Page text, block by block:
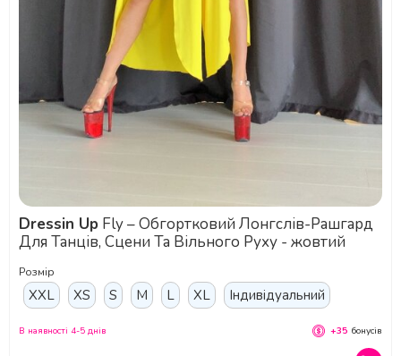
Dressin Up
Для Танців, Сцени Та Вільного Руху - жовтий
Розмір
XXL XS S M L XL Індивідуальний
В наявності 4-5 днів +35 бонусів